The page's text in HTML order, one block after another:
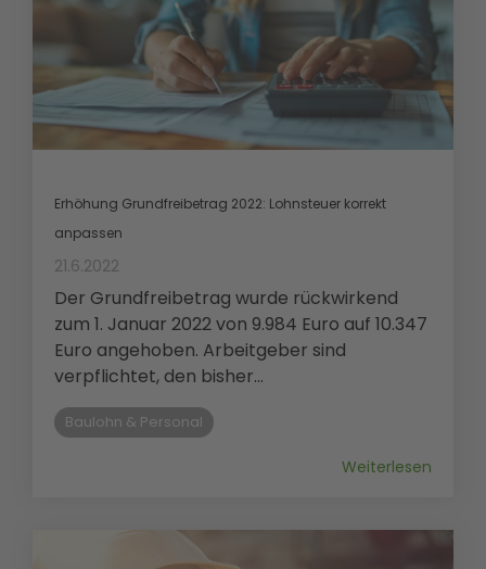
Erhöhung Grundfreibetrag 2022: Lohnsteuer korrekt
anpassen
21.6.2022
Der Grundfreibetrag wurde rückwirkend
zum 1. Januar 2022 von 9.984 Euro auf 10.347
Euro angehoben. Arbeitgeber sind
verpflichtet, den bisher...
Baulohn & Personal
Weiterlesen